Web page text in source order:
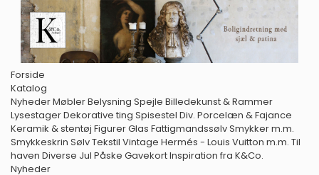
Forside
Katalog
NyhederMøblerBelysning Spejle Billedekunst & Rammer
LysestagerDekorative ting Spisestel Div. Porcelæn & Fajance
Keramik & stentøj FigurerGlas FattigmandssølvSmykker m.m.
Smykkeskrin SølvTekstil Vintage Hermés - Louis Vuitton m.m. Til
haven Diverse Jul Påske GavekortInspiration fra K&Co.
Nyheder